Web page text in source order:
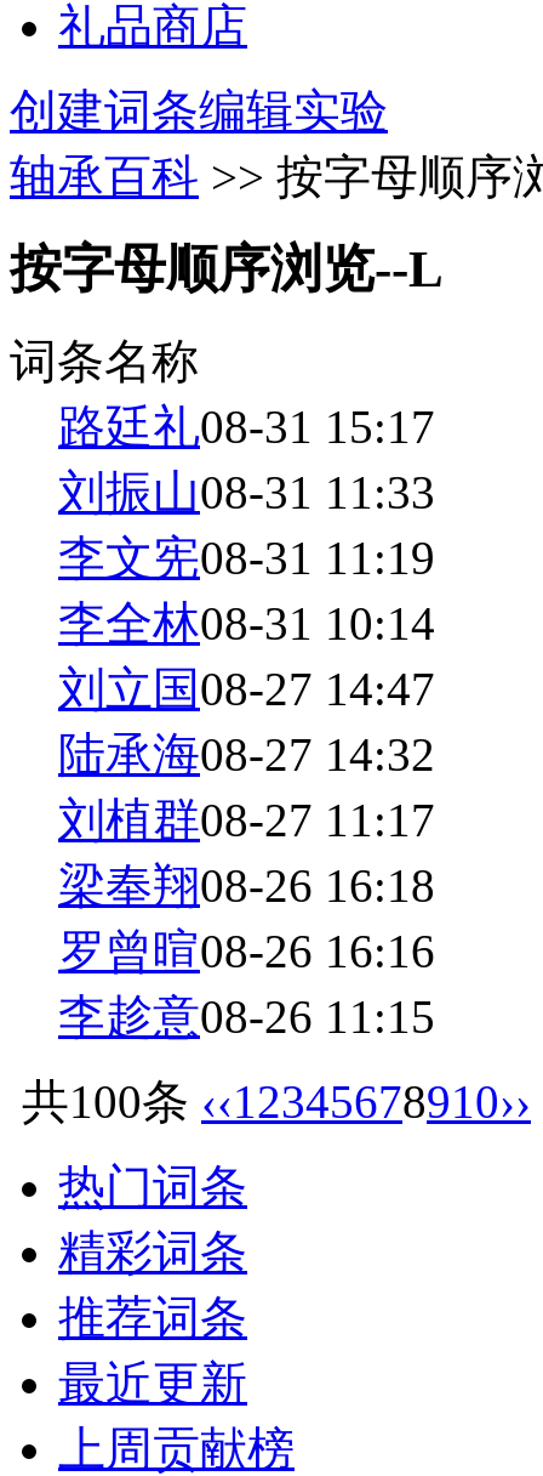
礼品商店
创建词条编辑实验
轴承百科 >> 按字母顺序
按字母顺序浏览--L
词条名称
路廷礼08-31 15:17
刘振山08-31 11:33
李文宪08-31 11:19
李全林08-31 10:14
刘立国08-27 14:47
陆承海08-27 14:32
刘植群08-27 11:17
梁奉翔08-26 16:18
罗曾暄08-26 16:16
李趁意08-26 11:15
共100条 ‹‹12345678910››
热门词条
精彩词条
推荐词条
最近更新
上周贡献榜